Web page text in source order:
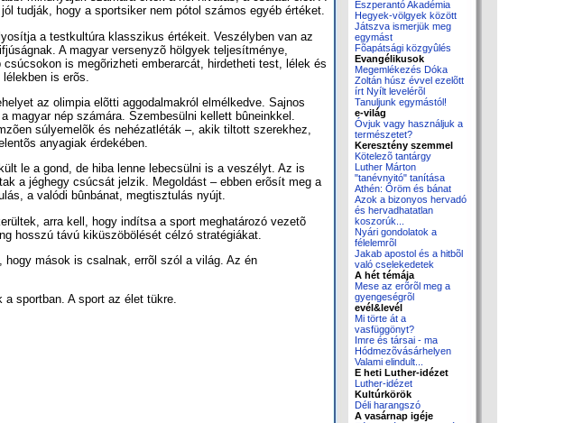
tudják, hogy a sportsiker nem pótol számos egyéb értéket.
a testkultúra klasszikus értékeit. Veszélyben van az
A magyar versenyzõ hölgyek teljesítménye,
is megõrizheti emberarcát, hirdetheti test, lélek és
is erõs.
az olimpia elõtti aggodalmakról elmélkedve. Sajnos
nép számára. Szembesülni kellett bûneinkkel.
súlyemelõk és nehézatléták –, akik tiltott szerekhez,
anyagiak érdekében.
le a gond, de hiba lenne lebecsülni is a veszélyt. Az is
a jéghegy csúcsát jelzik. Megoldást – ebben erõsít meg a
a valódi bûnbánat, megtisztulás nyújt.
arra kell, hogy indítsa a sport meghatározó vezetõ
hosszú távú kiküszöbölését célzó stratégiákat.
mások is csalnak, errõl szól a világ. Az én
sportban. A sport az élet tükre.
Eszperantó Akadémia
Hegyek-völgyek között
Játszva ismerjük meg
egymást
Fõapátsági közgyûlés
Evangélikusok
Megemlékezés Dóka
Zoltán húsz évvel ezelõtt
írt Nyílt levelérõl
Tanuljunk egymástól!
e-világ
Óvjuk vagy használjuk a
természetet?
Keresztény szemmel
Kötelezõ tantárgy
Luther Márton
"tanévnyitó" tanítása
Athén: Öröm és bánat
Azok a bizonyos hervadó
és hervadhatatlan
koszorúk...
Nyári gondolatok a
félelemrõl
Jakab apostol és a hitbõl
való cselekedetek
A hét témája
Mese az erõrõl meg a
gyengeségrõl
evél&levél
Mi törte át a
vasfüggönyt?
Imre és társai - ma
Hódmezõvásárhelyen
Valami elindult...
E heti Luther-idézet
Luther-idézet
Kultúrkörök
Déli harangszó
A vasárnap igéje